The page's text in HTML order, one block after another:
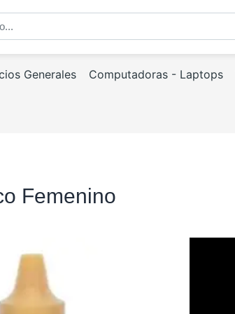
Generales Computadoras - Laptops
Femenino